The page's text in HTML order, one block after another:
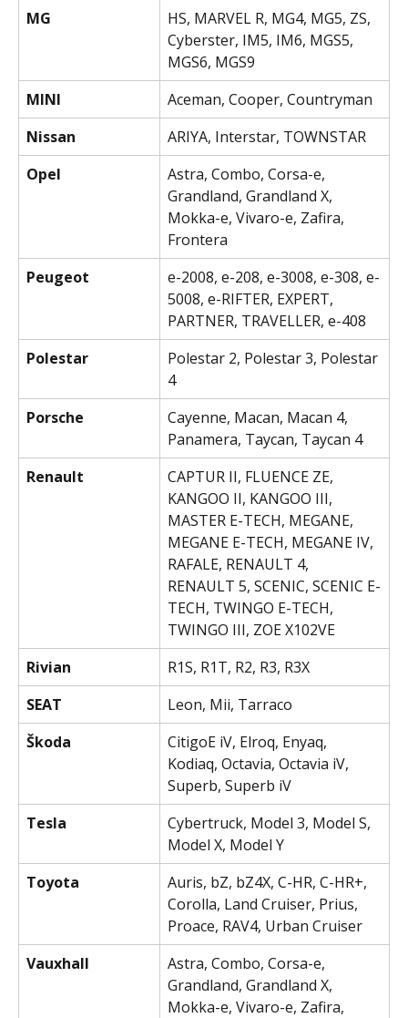
MG
HS, MARVEL R, MG4, MG5, ZS,
Cyberster, IM5, IM6, MGS5,
MGS6, MGS9
MINI
Aceman, Cooper, Countryman
Nissan
ARIYA, Interstar, TOWNSTAR
Opel
Astra, Combo, Corsa-e,
Grandland, Grandland X,
Mokka-e, Vivaro-e, Zafira,
Frontera
Peugeot
e-2008, e-208, e-3008, e-308, e-
5008, e-RIFTER, EXPERT,
PARTNER, TRAVELLER, e-408
Polestar
Polestar 2, Polestar 3, Polestar
4
Porsche
Cayenne, Macan, Macan 4,
Panamera, Taycan, Taycan 4
Renault
CAPTUR II, FLUENCE ZE,
KANGOO II, KANGOO III,
MASTER E-TECH, MEGANE,
MEGANE E-TECH, MEGANE IV,
RAFALE, RENAULT 4,
RENAULT 5, SCENIC, SCENIC E-
TECH, TWINGO E-TECH,
TWINGO III, ZOE X102VE
Rivian
R1S, R1T, R2, R3, R3X
SEAT
Leon, Mii, Tarraco
Škoda
CitigoE iV, Elroq, Enyaq,
Kodiaq, Octavia, Octavia iV,
Superb, Superb iV
Tesla
Cybertruck, Model 3, Model S,
Model X, Model Y
Toyota
Auris, bZ, bZ4X, C-HR, C-HR+,
Corolla, Land Cruiser, Prius,
Proace, RAV4, Urban Cruiser
Vauxhall
Astra, Combo, Corsa-e,
Grandland, Grandland X,
Mokka-e, Vivaro-e, Zafira,